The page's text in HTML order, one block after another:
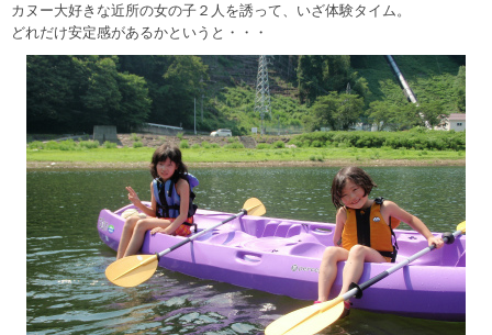
カヌー大好きな近所の女の子２人を誘って、いざ体験タイム。
どれだけ安定感があるかというと・・・